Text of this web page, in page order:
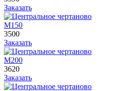
Заказать
М150
3500
Заказать
М200
3620
Заказать